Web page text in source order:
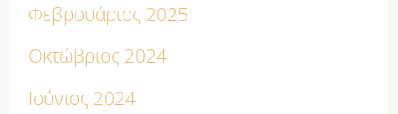
Φεβρουάριος 2025
Οκτώβριος 2024
Ιούνιος 2024